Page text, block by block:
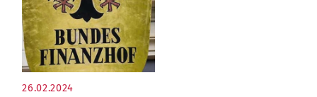
26.02.2024